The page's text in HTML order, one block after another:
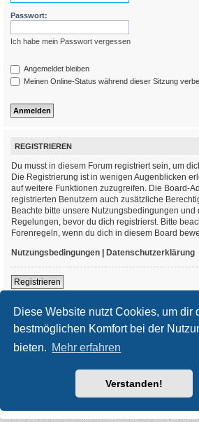
Diese Website nutzt Cookies, um dir
bestmöglichen Komfort bei der
bieten. Mehr erfahren
Verstanden!
Passwort:
Ich habe mein Passwort vergessen
Angemeldet bleiben
Meinen Online-Status während dieser Sitzung
REGISTRIEREN
Du musst in diesem Forum registriert sein, um
Die Registrierung ist in wenigen Augenblicken
auf weitere Funktionen zuzugreifen. Die Board-
registrierten Benutzern auch zusätzliche
Beachte bitte unsere Nutzungsbedingungen und
Regelungen, bevor du dich registrierst. Bitte
Forenregeln, wenn du dich in diesem Board
Nutzungsbedingungen | Datenschutzerklärung
Registrieren
*Original Author:
*Updated to 3.3.x by
Powered by
® Forum Software ©
Deutsche Übersetzung durch
Datenschutz|